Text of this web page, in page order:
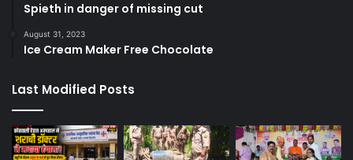
Spieth in danger of missing cut
August 31, 2023
Ice Cream Maker Free Chocolate
Last Modified Posts